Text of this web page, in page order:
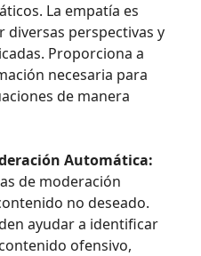
La empatía es
perspectivas y
Proporciona a
necesaria para
de manera
Automática:
de moderación
no deseado.
ayudar a identificar
ofensivo,